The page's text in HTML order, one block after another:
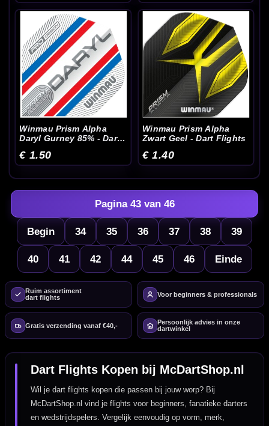
Winmau Prism Alpha
Daryl Gurney 85% - Dart
€ 1.50
Winmau Prism Alpha
Zwart Geel - Dart Flights
€ 1.40
Begin 34 35 36 37 38 39
40 41 42
Pagina 43 van 46
44 45 46 Einde
Ruim assortiment
dart flights
Voor beginners & professionals
Gratis verzending vanaf €40,-
Persoonlijk advies in onze
dartwinkel
Dart Flights Kopen bij McDartShop.nl
Wil je dart flights kopen die passen bij jouw worp? Bij
McDartShop.nl vind je flights voor beginners, fanatieke darters
en wedstrijdspelers. Vergelijk eenvoudig op vorm, merk,